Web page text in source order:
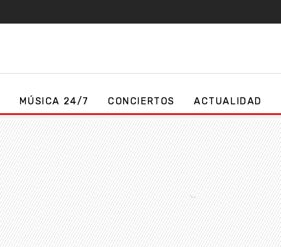
MÚSICA 24/7 CONCIERTOS ACTUALIDAD